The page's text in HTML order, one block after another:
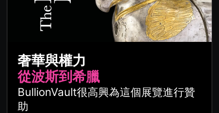
奢華與權力
從波斯到希臘
BullionVault很高興為這個展覽進行贊
助